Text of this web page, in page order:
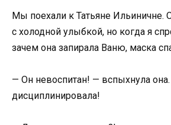
Мы поехали к Татьяне Ильиничне.
с холодной улыбкой, но когда я
зачем она запирала Ваню, маска
— Он невоспитан! — вспыхнула
дисциплинировала!